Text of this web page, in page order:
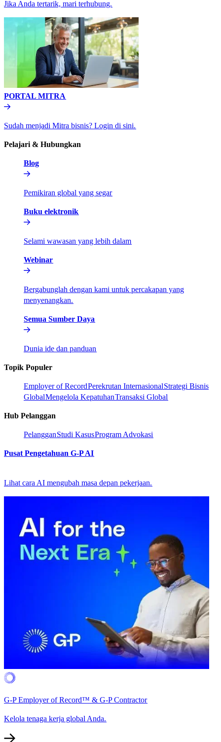
Jika Anda tertarik, mari terhubung.​​
PORTAL MITRA​​
Sudah menjadi Mitra bisnis? Login di sini.​​
Pelajari & Hubungkan​​
Blog​​
Pemikiran global yang segar​​
Buku elektronik​​
Selami wawasan yang lebih dalam​​
Webinar​​
Bergabunglah dengan kami untuk percakapan yang
menyenangkan.​​
Semua Sumber Daya​​
Dunia ide dan panduan​​
Topik Populer​​
Employer of Record​​Perekrutan Internasional​​Strategi Bisnis
Global​​Mengelola Kepatuhan​​Transaksi Global​​
Hub Pelanggan​​
Pelanggan​​Studi Kasus​​Program Advokasi​​
Pusat Pengetahuan G-P AI​​
Lihat cara AI mengubah masa depan pekerjaan.​​
G-P Employer of Record™ & G-P Contractor​​
Kelola tenaga kerja global Anda.​​